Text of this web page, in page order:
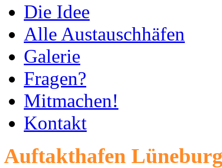
Die Idee
Alle Austauschhäfen
Galerie
Fragen?
Mitmachen!
Kontakt
Auftakthafen